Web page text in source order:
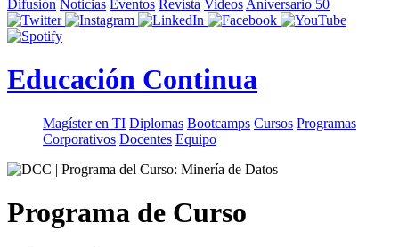
Difusión Noticias Eventos Revista Videos Aniversario 50
Educación Continua
Magíster en TI Diplomas Bootcamps Cursos Programas
Corporativos Docentes Equipo
Programa de Curso